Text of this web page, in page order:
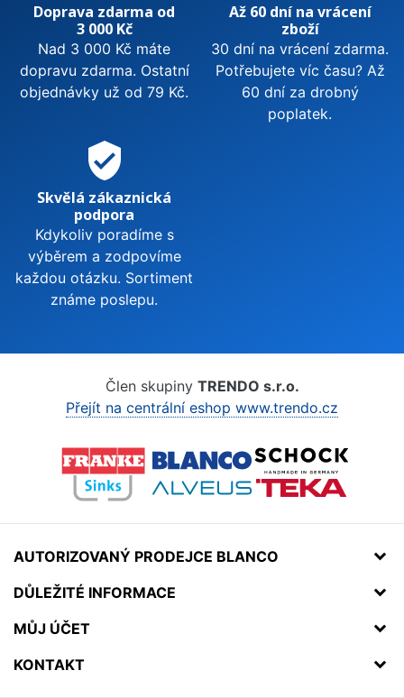
Doprava zdarma od
3 000 Kč
Nad 3 000 Kč máte
dopravu zdarma. Ostatní
objednávky už od 79 Kč.
Až 60 dní na vrácení
zboží
30 dní na vrácení zdarma.
Potřebujete víc času? Až
60 dní za drobný
poplatek.
verified_user
Skvělá zákaznická
podpora
Kdykoliv poradíme s
výběrem a zodpovíme
každou otázku. Sortiment
známe poslepu.
Člen skupiny TRENDO s.r.o.
Přejít na centrální eshop www.trendo.cz
AUTORIZOVANÝ PRODEJCE BLANCO
DŮLEŽITÉ INFORMACE
MŮJ ÚČET
KONTAKT